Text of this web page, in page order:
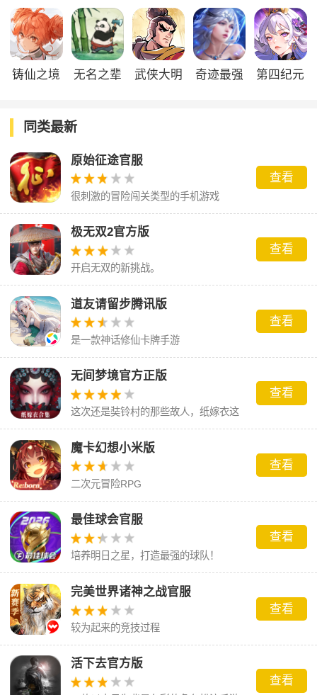
想大陆
前传
日子
最新版
铸仙之境
无名之辈
武侠大明
奇迹最强
第四纪元
同类最新
原始征途官服
很刺激的冒险闯关类型的手机游戏
查看
极无双2官方版
开启无双的新挑战。
查看
道友请留步腾讯版
是一款神话修仙卡牌手游
查看
无间梦境官方正版
这次还是奘铃村的那些故人，纸嫁衣这
场梦到底会怎么样呢。
查看
魔卡幻想小米版
二次元冒险RPG
查看
最佳球会官服
培养明日之星，打造最强的球队！
查看
完美世界诸神之战官服
较为起来的竞技过程
查看
活下去官方版
查看